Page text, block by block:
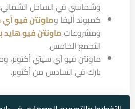
وشماسي في الساحل الشمالي.
كمبوند أليفا وماونتن فيو
ومشروعاتماونتن فيو هايد
التجمع الخامس.
ماونتن فيو آي سيتي أكتوبر،
بارك في السادس من أكتوبر.